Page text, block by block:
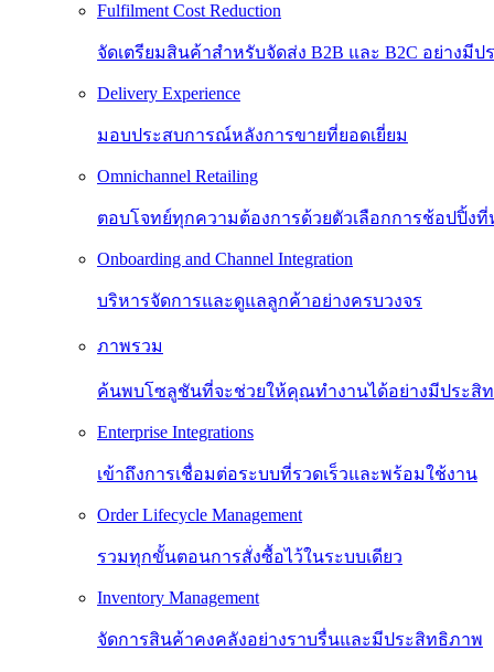
Fulfilment Cost Reduction
จัดเตรียมสินค้าสำหรับจัดส่ง B2B และ B2C อย่างมี
Delivery Experience
มอบประสบการณ์หลังการขายที่ยอดเยี่ยม
Omnichannel Retailing
ตอบโจทย์ทุกความต้องการด้วยตัวเลือกการช้อปปิ้ง
Onboarding and Channel Integration
บริหารจัดการและดูแลลูกค้าอย่างครบวงจร
ภาพรวม
ค้นพบโซลูชันที่จะช่วยให้คุณทำงานได้อย่างมีประสิ
Enterprise Integrations
เข้าถึงการเชื่อมต่อระบบที่รวดเร็วและพร้อมใช้งาน
Order Lifecycle Management
รวมทุกขั้นตอนการสั่งซื้อไว้ในระบบเดียว
Inventory Management
จัดการสินค้าคงคลังอย่างราบรื่นและมีประสิทธิภาพ